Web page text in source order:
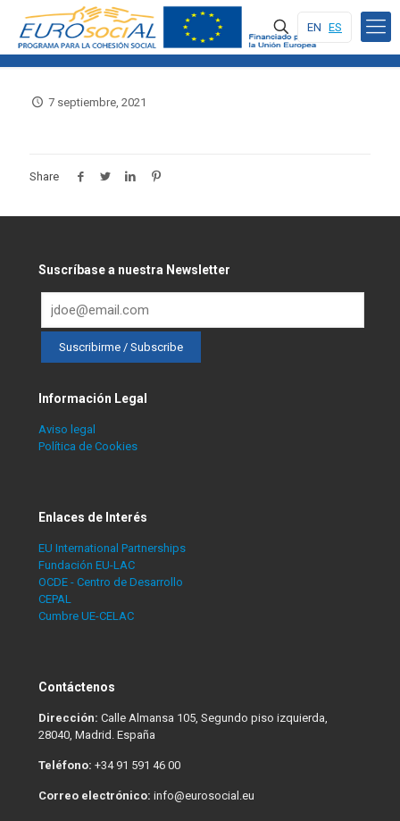
EN ES
7 septiembre, 2021
Share
Suscríbase a nuestra Newsletter
Información Legal
Aviso legal
Política de Cookies
Enlaces de Interés
EU International Partnerships
Fundación EU-LAC
OCDE - Centro de Desarrollo
CEPAL
Cumbre UE-CELAC
Contáctenos
Dirección: Calle Almansa 105, Segundo piso izquierda,
28040, Madrid. España
Teléfono: +34 91 591 46 00
Correo electrónico: info@eurosocial.eu